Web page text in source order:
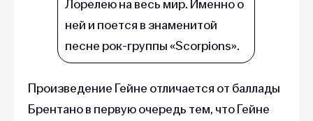
Лорелею на весь мир. Именно о
ней и поется в знаменитой
песне рок-группы «‎Scorpions»‎.
Произведение Гейне отличается от баллады
Брентано в первую очередь тем, что Гейне